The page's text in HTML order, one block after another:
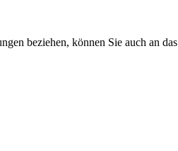
beziehen, können Sie auch an das